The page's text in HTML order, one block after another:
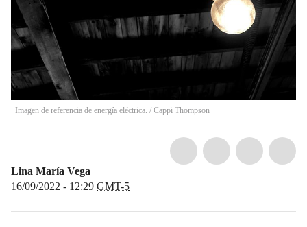
Imagen de referencia de energía eléctrica. / Cappi Thompson
Lina María Vega
16/09/2022 - 12:29 GMT-5